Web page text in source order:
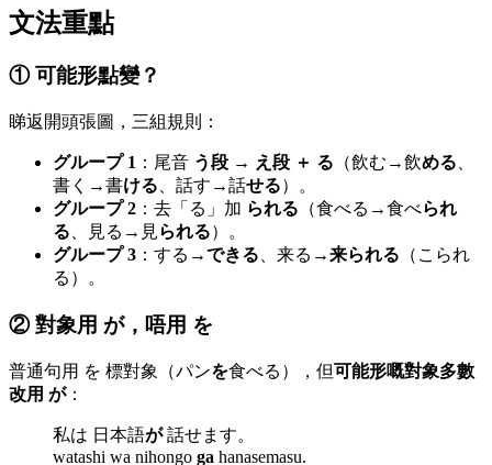
文法重點
① 可能形點變？
睇返開頭張圖，三組規則：
グループ 1 ：尾音 う段 → え段 ＋ る （飲む→飲める
書く→書ける 、話す→話せる）。
グループ 2 ：去「る」加 られる （食べる→食べられ
る 、見る→見られる）。
グループ 3 ：する→できる 、来る→来られる （こられ
る）。
② 對象用 が，唔用 を
普通句用 を 標對象（パンを食べる），但可能形嘅對象多數
改用 が：
私は 日本語が話せます。
watashi wa nihongo ga hanasemasu.